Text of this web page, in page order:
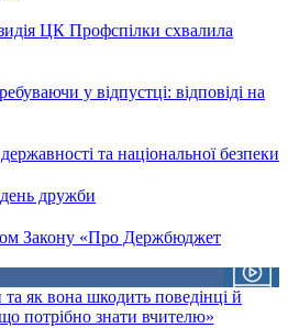
ЦК Профспілки схвалила
у відпустці: відповіді на
та національної безпеки
дружби
Закону «Про Держбюджет
як вона шкодить поведінці й
потрібно знати вчителю»